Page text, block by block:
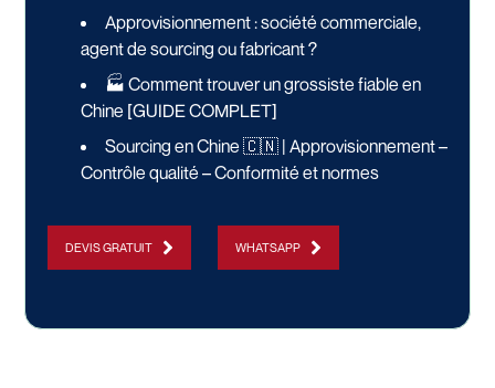
Approvisionnement : société commerciale,
agent de sourcing ou fabricant ?
🏭 Comment trouver un grossiste fiable en
Chine [GUIDE COMPLET]
Sourcing en Chine 🇨🇳 | Approvisionnement –
Contrôle qualité – Conformité et normes
DEVIS GRATUIT WHATSAPP